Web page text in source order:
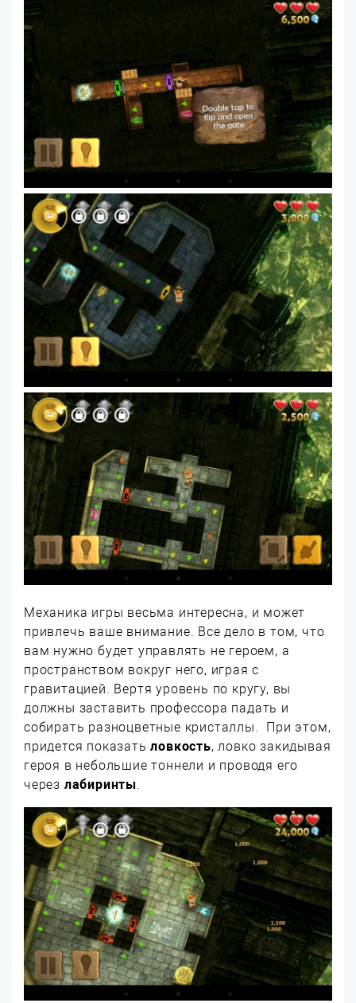
Механика игры весьма интересна, и может
привлечь ваше внимание. Все дело в том, что
вам нужно будет управлять не героем, а
пространством вокруг него, играя с
гравитацией. Вертя уровень по кругу, вы
должны заставить профессора падать и
собирать разноцветные кристаллы. При этом,
придется показатьловкость, ловко закидывая
героя в небольшие тоннели и проводя его
через лабиринты.